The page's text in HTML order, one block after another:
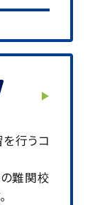
行うコ
の難関校